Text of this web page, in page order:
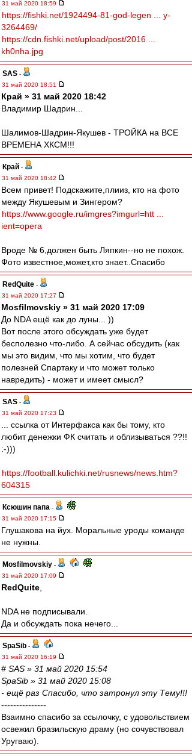
31 май 2020 18:59
https://fishki.net/1924494-81-god-legen ... y-
3264469/
https://cdn.fishki.net/upload/post/2016 ...
kh0nha.jpg
SAS -
31 май 2020 18:51
Край » 31 май 2020 18:42
Владимир Шадрин...
Шалимов-Шадрин-Якушев - ТРОЙКА на ВСЕ
ВРЕМЕНА ХКСМ!!!
Край -
31 май 2020 18:42
Всем привет! Подскажите,плииз, кто на фото
между Якушевым и Зингером?
https://www.google.ru/imgres?imgurl=htt ...
ient=opera
Вроде № 6,должен быть Ляпкин--но не похож.
Фото известное,может,кто знает..Спасибо
RedQuite -
31 май 2020 17:27
Mosfilmovskiy » 31 май 2020 17:09
До NDA ещё как до луны... ))
Вот после этого обсуждать уже будет
бесполезно что-либо. А сейчас обсудить (как
мы это видим, что мы хотим, что будет
полезней Спартаку и что может только
навредить) - может и имеет смысл?
SAS -
31 май 2020 17:23
... ссылка от Интерфакса как бы тому, кто
любит денежки ФК считать и облизываться ??!!
:-)))
https://football.kulichki.net/rusnews/news.htm?
604315
Ксюшин папа -
31 май 2020 17:15
Глушакова на йух. Моральные уроды команде
не нужны.
Mosfilmovskiy -
31 май 2020 17:09
RedQuite
NDA не подписывали.
Да и обсуждать пока нечего...
SpaSib -
31 май 2020 16:19
# SAS » 31 май 2020 15:54
SpaSib » 31 май 2020 15:08
- ещё раз Спасибо, что затронул эту Тему!!!
---------------
Взаимно спасибо за ссылочку, с удовольствием
освежил бразильскую драму (но сочувствовал
Уругваю).